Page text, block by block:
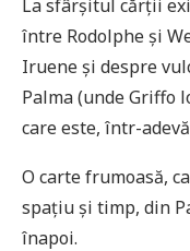
La sfârșitul cărții
între Rodolphe și
Iruene și despre
Palma (unde Griffo
care este, într-
O carte frumoasă,
spațiu și timp, din
înapoi.